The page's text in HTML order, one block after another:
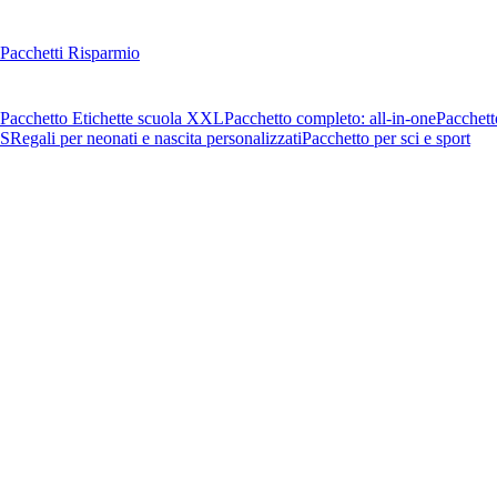
Pacchetti Risparmio
Pacchetto Etichette scuola XXLPacchetto completo: all-in-one
Regali per neonati e nascita personalizzatiPacchetto per sci e sport